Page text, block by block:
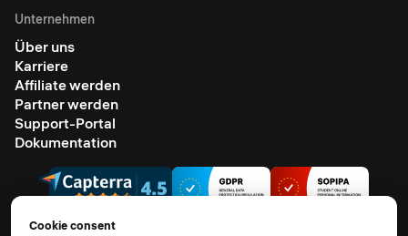
Unternehmen
Über uns
Karriere
Affiliate werden
Partner werden
Support-Portal
Dokumentation
Cookie consent